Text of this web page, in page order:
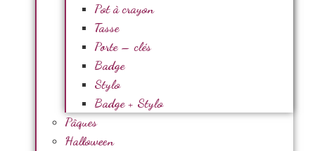
Pot à crayon
Tasse
Porte – clés
Badge
Stylo
Badge + Stylo
Pâques
Halloween